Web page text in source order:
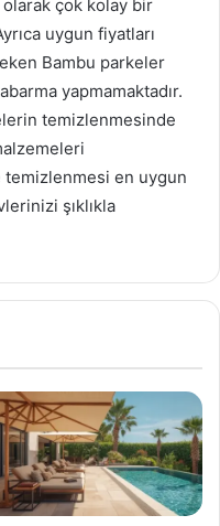
çok kolay bir
uygun fiyatları
Bambu parkeler
yapmamaktadır.
temizlenmesinde
temizlenmesi en uygun
şıklıkla